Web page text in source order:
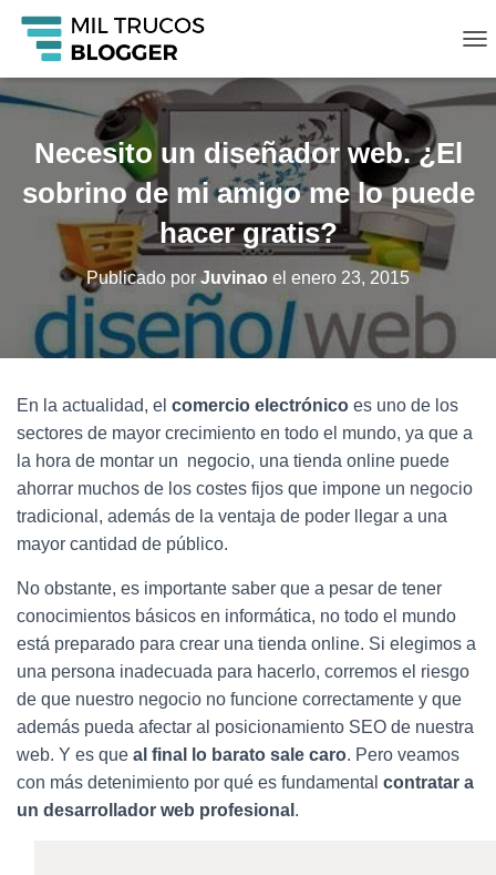
A
M
Necesito un diseñador web. ¿El
sobrino de mi amigo me lo puede
hacer gratis?
Publicado por Juvinao el enero 23, 2015
En la actualidad, el comercio electrónico es uno de los
sectores de mayor crecimiento en todo el mundo, ya que a
la hora de montar un negocio, una tienda online puede
ahorrar muchos de los costes fijos que impone un negocio
tradicional, además de la ventaja de poder llegar a una
mayor cantidad de público.
No obstante, es importante saber que a pesar de tener
conocimientos básicos en informática, no todo el mundo
está preparado para crear una tienda online. Si elegimos a
una persona inadecuada para hacerlo, corremos el riesgo
de que nuestro negocio no funcione correctamente y que
además pueda afectar al posicionamiento SEO de nuestra
web. Y es que al final lo barato sale caro. Pero veamos
con más detenimiento por qué es fundamental contratar a
un desarrollador web profesional .